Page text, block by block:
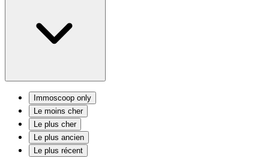
Immoscoop only
Le moins cher
Le plus cher
Le plus ancien
Le plus récent